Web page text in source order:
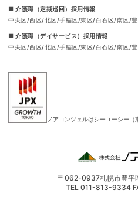
■ 介護職（定期巡回）採用情報
中央区 西区 北区 手稲区 東区 白石区 南区
■ 介護職（デイサービス）採用情報
中央区 西区 北区 手稲区 東区 白石区 南区
ノアコンツェルはシーユーシー（
〒062-0937札幌市豊平
TEL 011-813-9334